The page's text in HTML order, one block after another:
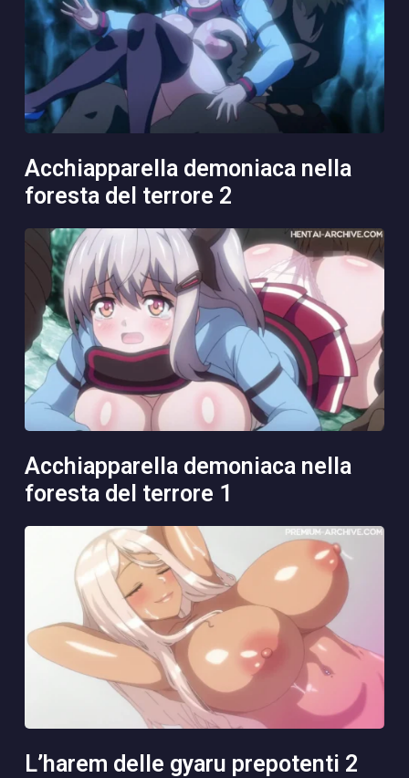
acchiapparella demoniaca nella
foresta del terrore 2
acchiapparella demoniaca nella
foresta del terrore 1
l’harem delle gyaru prepotenti 2